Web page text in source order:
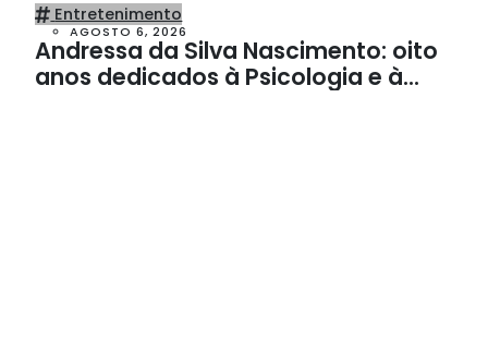
Entretenimento
AGOSTO 6, 2026
Andressa da Silva Nascimento: oito
anos dedicados à Psicologia e à